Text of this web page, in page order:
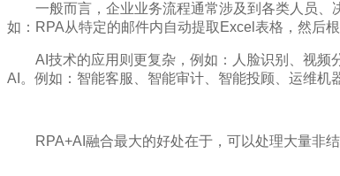
一般而言，企业业务流程通常涉及到各类人员
如：RPA从特定的邮件内自动提取Excel表格，然后
AI技术的应用则更复杂，例如：人脸识别、视
AI。例如：智能客服、智能审计、智能投顾、运维机
RPA+AI融合最大的好处在于，可以处理大量非